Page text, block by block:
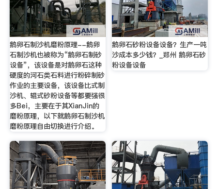
鹅卵石制沙机磨粉原理--鹅卵
石制沙机也被称为“鹅卵石制砂
设备”，该设备是对鹅卵石这种
硬度的河石类石料进行粉碎制砂
作业的主要设备，该设备比式制
沙机、辊式砂粉设备等都要强很
多Bei，主要在于其XianJin的
磨粉原理，以下就鹅卵石制沙机
磨粉原理自由切换进行介绍。
鹅卵石砂粉设备设备？生产一吨
沙成本多少钱？_郑州 鹅卵石砂
粉设备设备